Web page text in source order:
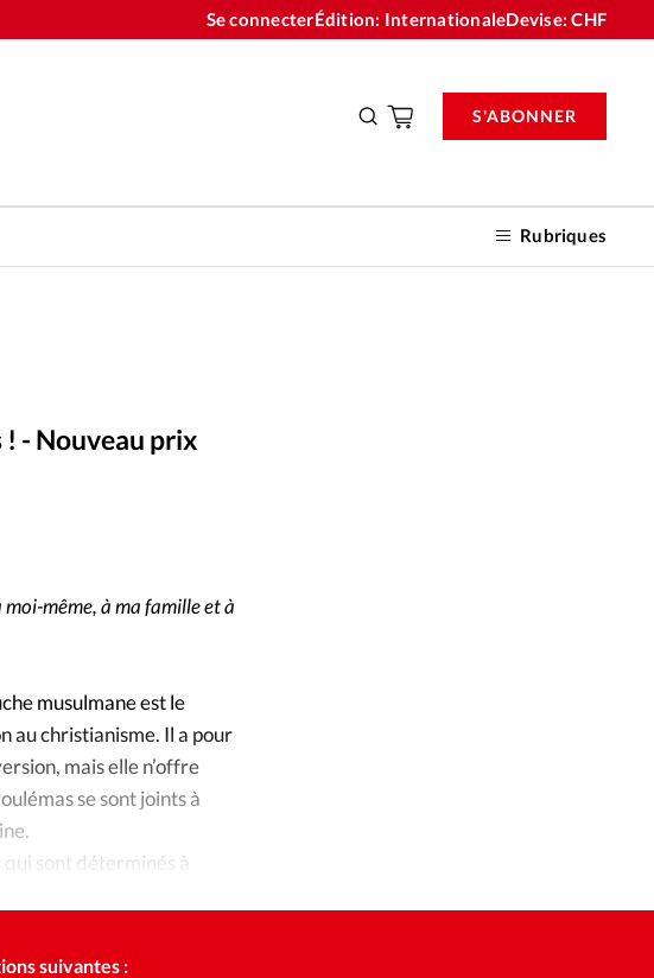
Se connecterÉdition: InternationaleDevise:CHF
Rubriques
S'ABONNER
À propos
Mon compte
Changemement d'adresse
Nous contacter
! - Nouveau prix
moi-même, à ma famille et à
musulmane est le
au christianisme. Il a pour
mais elle n’offre
se sont joints à
sont déterminés à
suivantes :